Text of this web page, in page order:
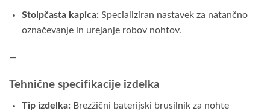
Stolpčasta kapica:Specializiran nastavek za natančno
označevanje in urejanje robov nohtov.
—
Tehnične specifikacije izdelka
Tip izdelka:Brezžični baterijski brusilnik za nohte